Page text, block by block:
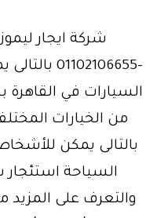
شركة ايجار
-
السيارات في القاهرة
من الخيارات
بالتالى يمكن
السياحة استئجار
والتعرف على